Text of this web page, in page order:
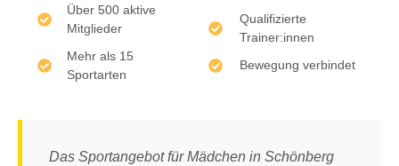
Über 500 aktive
Mitglieder
Mehr als 15
Sportarten
Qualifizierte
Trainer:innen
Bewegung verbindet
Das Sportangebot für Mädchen in Schönberg